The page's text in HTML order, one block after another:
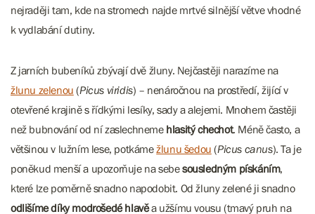
nejraději tam, kde na stromech najde mrtvé silnější větve vhodné
k vydlabání dutiny.
Z jarních bubeníků zbývají dvě žluny. Nejčastěji narazíme na
žlunu zelenou (Picus viridis) – nenáročnou na prostředí, žijící v
otevřené krajině s řídkými lesíky, sady a alejemi. Mnohem častěji
než bubnování od ní zaslechneme hlasitý chechot. Méně často, a
většinou v lužním lese, potkámežlunu šedou (Picus canus). Ta je
poněkud menší a upozorňuje na sebesousledným pískáním,
které lze poměrně snadno napodobit. Od žluny zelené ji snadno
odlišíme díky modrošedé hlavěa užšímu vousu (tmavý pruh na